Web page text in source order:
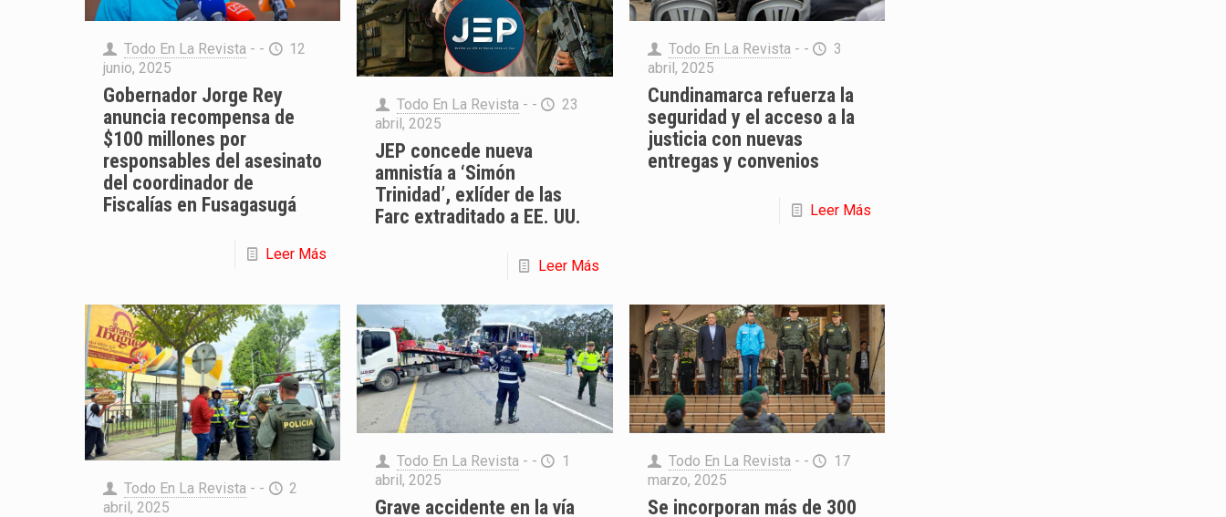
Todo En La Revista - -
12
junio, 2025
Gobernador Jorge Rey
anuncia recompensa de
$100 millones por
responsables del asesinato
del coordinador de
Fiscalías en Fusagasugá
Leer Más
Todo En La Revista - -
23
abril, 2025
JEP concede nueva
amnistía a ‘Simón
Trinidad’, exlíder de las
Farc extraditado a EE. UU.
Leer Más
Todo En La Revista - -
3
abril, 2025
Cundinamarca refuerza la
seguridad y el acceso a la
justicia con nuevas
entregas y convenios
Leer Más
Todo En La Revista - -
2
abril, 2025
Todo En La Revista - -
1
abril, 2025
Grave accidente en la vía
Todo En La Revista - -
17
marzo, 2025
Se incorporan más de 300